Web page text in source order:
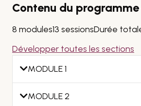
Contenu du programme
8 modules13 sessionsDurée
Développer toutes les sections
MODULE 1
MODULE 2